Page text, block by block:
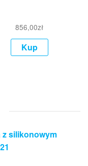
856,00zł
Kup
silikonowym